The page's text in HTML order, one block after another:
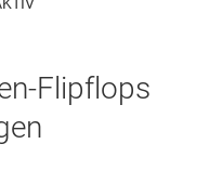
Flipflops